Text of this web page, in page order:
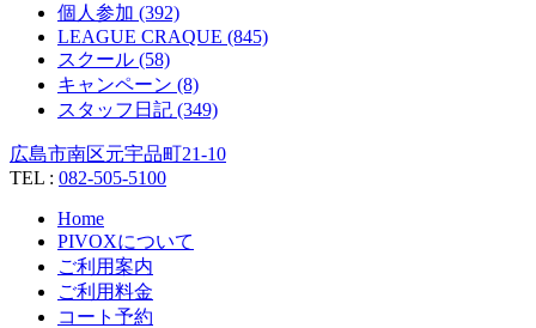
個人参加 (392)
LEAGUE CRAQUE (845)
スクール (58)
キャンペーン (8)
スタッフ日記 (349)
広島市南区元宇品町21-10
TEL : 082-505-5100
Home
PIVOXについて
ご利用案内
ご利用料金
コート予約